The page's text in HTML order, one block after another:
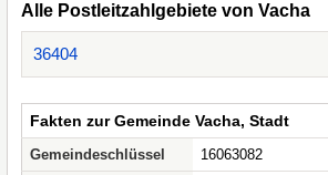
Alle Postleitzahlgebiete von Vacha
36404
Fakten zur Gemeinde Vacha, Stadt
Gemeindeschlüssel
16063082